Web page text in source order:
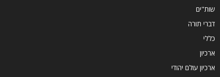
שות"ים
דברי תורה
כללי
ארכיון
ארכיון עולם יהודי